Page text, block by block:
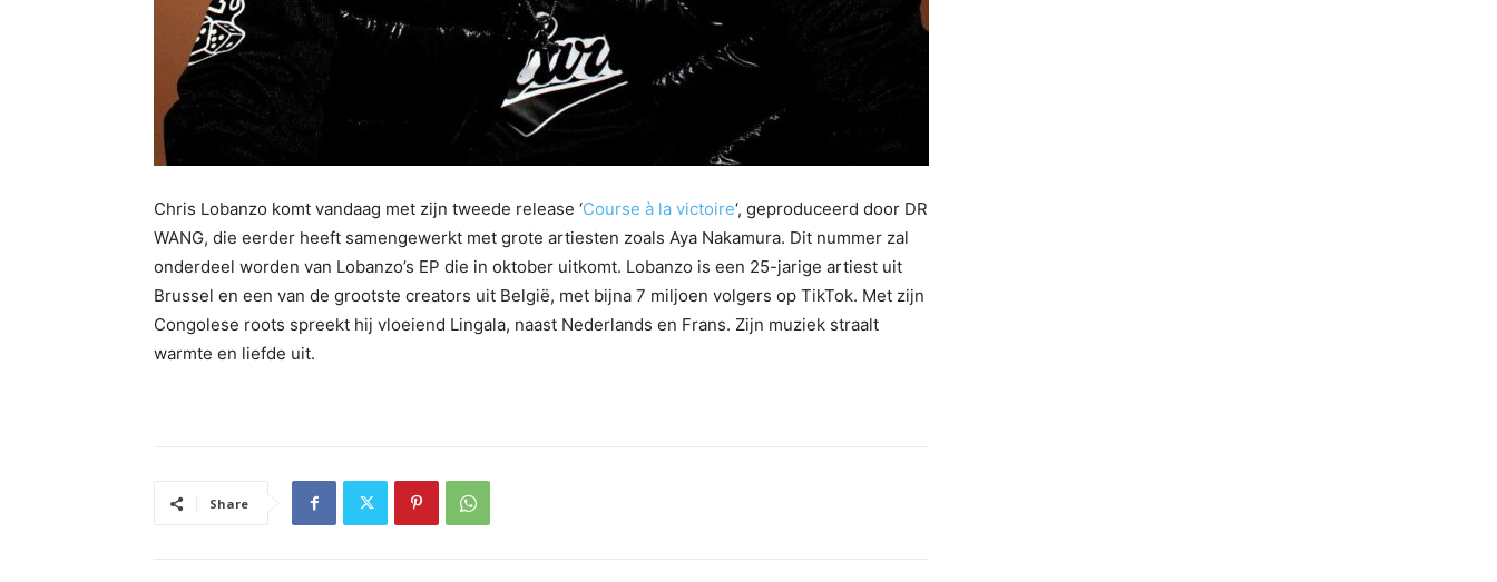
Chris Lobanzo komt vandaag met zijn tweede release ‘Course à la victoire‘, geproduceerd door DR
WANG, die eerder heeft samengewerkt met grote artiesten zoals Aya Nakamura. Dit nummer zal
onderdeel worden van Lobanzo’s EP die in oktober uitkomt. Lobanzo is een 25-jarige artiest uit
Brussel en een van de grootste creators uit België, met bijna 7 miljoen volgers op TikTok. Met zijn
Congolese roots spreekt hij vloeiend Lingala, naast Nederlands en Frans. Zijn muziek straalt
warmte en liefde uit.
Share